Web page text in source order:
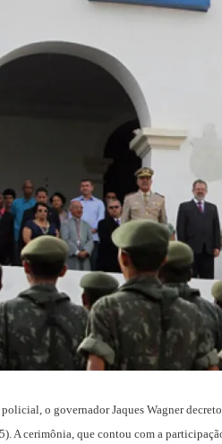
policial, o governador Jaques Wagner
A cerimônia, que contou com a